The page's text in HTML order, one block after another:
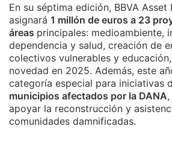
En su séptima edición, BBVA Asset
asignará 1 millón de euros a 23
áreas principales: medioambiente,
dependencia y salud, creación de
colectivos vulnerables y
novedad en 2025. Además, este
categoría especial para iniciativas
municipios afectados por la DANA
apoyar la reconstrucción y
comunidades damnificadas.